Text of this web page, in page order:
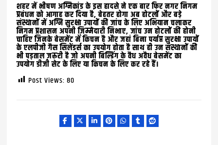
शहर में भीषण अग्निकांड के इस हादसे ने एक बार फिर नगर निगम
प्रबंधन को आगाह कर दिया है, बेहतर होगा अब होटलों और बड़े
संस्थानों में अग्नि सुरक्षा उपायों की जांच के लिए अभियान चलाकर
निगम प्रशासन अपनी ज़िम्मेदारी निभाए, जांच उन होटलों की होनी
चाहिए जिनके बेसमेंट में किचन है और जहां बिना पर्याप्त सुरक्षा उपायों
के एलपीजी गैस सिलेंडर्स का उपयोग होता है साथ ही उन संस्थानों की
भी पड़ताल ज़रूरी है जो अपनी बिल्डिंग के वैध अवैध बेसमेंट का
उपयोग डीजी सेट के लिए या किचन के लिए कर रहे हैं।
Post Views: 80